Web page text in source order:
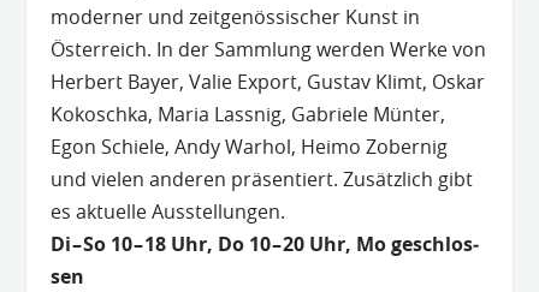
moder­ner und zeitgenössischer Kunst in
Österreich. In der Sammlung wer­den Wer­ke von
Her­bert Bay­er, Valie Export, Gus­tav Klimt, Oskar
Kokosch­ka, Maria Lass­nig, Gabrie­le Mün­ter,
Egon Schie­le, Andy War­hol, Hei­mo Zober­nig
und vie­len anderen präsentiert. Zusätzlich gibt
es aktuelle Ausstellungen.
Di – So 10 – 18 Uhr, Do 10 – 20 Uhr, Mo geschlos­
sen